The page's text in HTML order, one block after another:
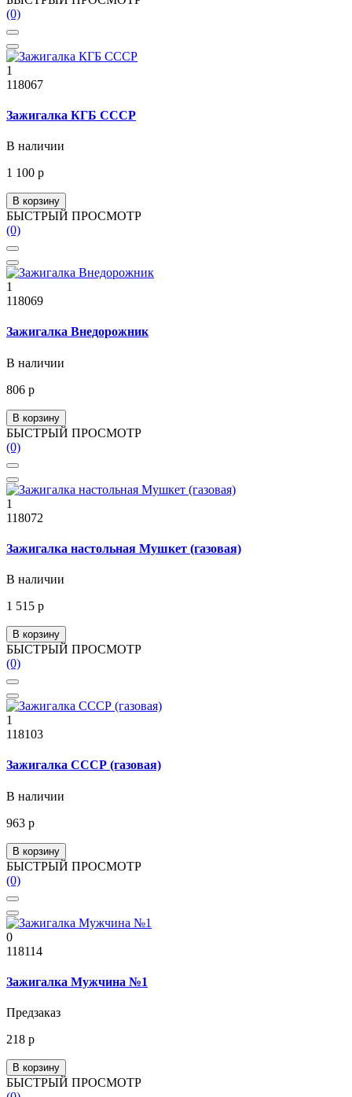
(0)
1
118067
Зажигалка КГБ СССР
В наличии
1 100 р
В корзину
БЫСТРЫЙ ПРОСМОТР
(0)
1
118069
Зажигалка Внедорожник
В наличии
806 р
В корзину
БЫСТРЫЙ ПРОСМОТР
(0)
1
118072
Зажигалка настольная Мушкет (газовая)
В наличии
1 515 р
В корзину
БЫСТРЫЙ ПРОСМОТР
(0)
1
118103
Зажигалка СССР (газовая)
В наличии
963 р
В корзину
БЫСТРЫЙ ПРОСМОТР
(0)
0
118114
Зажигалка Мужчина №1
Предзаказ
218 р
В корзину
БЫСТРЫЙ ПРОСМОТР